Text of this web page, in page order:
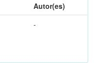
Autor(es)
-